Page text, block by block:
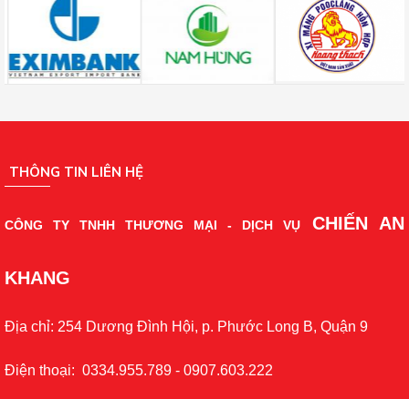
THÔNG TIN LIÊN HỆ
CÔNG TY TNHH THƯƠNG MẠI - DỊCH VỤ CHIẾN AN
KHANG
Địa chỉ: 254 Dương Đình Hội, p. Phước Long B, Quận 9
Điện thoại: 0334.955.789 - 0907.603.222